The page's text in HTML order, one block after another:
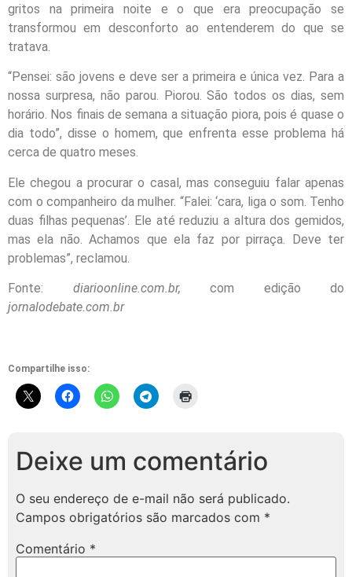
gritos na primeira noite e o que era preocupação se
transformou em desconforto ao entenderem do que se
tratava.
“Pensei: são jovens e deve ser a primeira e única vez. Para a
nossa surpresa, não parou. Piorou. São todos os dias, sem
horário. Nos finais de semana a situação piora, pois é quase o
dia todo”, disse o homem, que enfrenta esse problema há
cerca de quatro meses.
Ele chegou a procurar o casal, mas conseguiu falar apenas
com o companheiro da mulher. “Falei: ‘cara, liga o som. Tenho
duas filhas pequenas’. Ele até reduziu a altura dos gemidos,
mas ela não. Achamos que ela faz por pirraça. Deve ter
problemas”, reclamou.
Fonte: diarioonline.com.br, com edição do
jornalodebate.com.br
Compartilhe isso:
Deixe um comentário
O seu endereço de e-mail não será publicado.
Campos obrigatórios são marcados com *
Comentário *